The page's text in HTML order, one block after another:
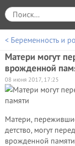
< Беременность и
Матери могут
врожденной
08 июня 2017, 17:25
Матери,
детство, могут
врожденной